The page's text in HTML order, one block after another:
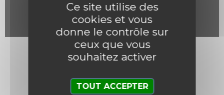
de micro-billes de céramique.
Mode d'emploi
Ce site utilise des
cookies et vous
donne le contrôle sur
ceux que vous
souhaitez activer
TOUT ACCEPTER